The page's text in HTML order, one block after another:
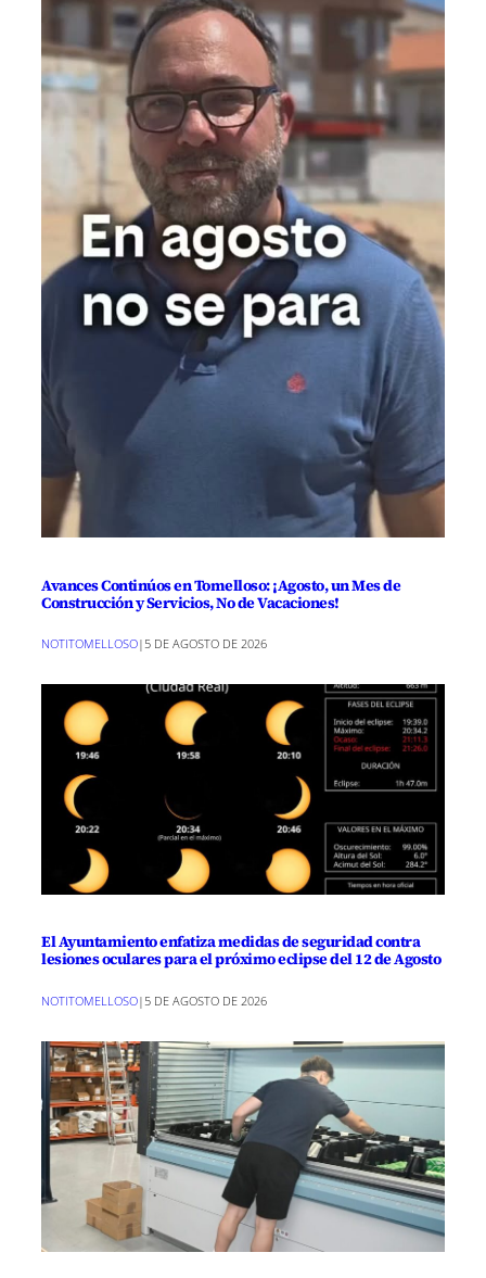
Avances Continúos en Tomelloso: ¡Agosto, un Mes de
Construcción y Servicios, No de Vacaciones!
NOTITOMELLOSO|5 DE AGOSTO DE 2026
El Ayuntamiento enfatiza medidas de seguridad contra
lesiones oculares para el próximo eclipse del 12 de Agosto
NOTITOMELLOSO|5 DE AGOSTO DE 2026